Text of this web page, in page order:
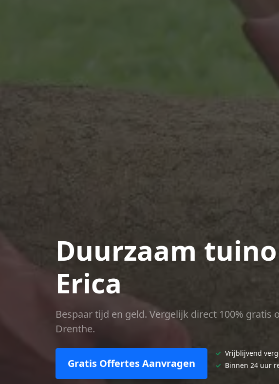
Duurzaam
Erica
Bespaar tijd en geld. Vergelijk direct 100%
Drenthe.
Gratis Offertes Aanvragen
✓ Vrijblijvend
✓ Binnen 24 uur